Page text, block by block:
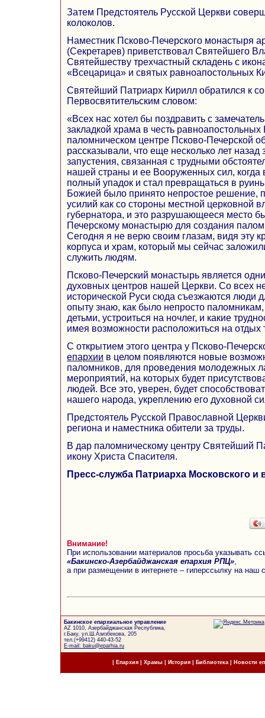
Затем Предстоятель Русской Церкви
колоколов.
Наместник Псково-Печерского монастыря
(Секретарев) приветствовал Святейшего
Святейшеству трехчастный складень с
«Всецарица» и святых равноапостольных
Святейший Патриарх Кирилл обратился к
Первосвятительским словом:
«Всех нас хотел бы поздравить с
закладкой храма в честь
паломническом центре Псково-Печерской
рассказывали, что еще несколько лет назад
запустения, связанная с трудными
нашей страны и ее Вооруженных сил,
полный упадок и стал превращаться в
Божией было принято непростое решение,
усилий как со стороны местной церковной
губернатора, и это разрушающееся место
Печерскому монастырю для создания
Сегодня я не верю своим глазам, видя эту
корпуса и храм, который мы сейчас
служить людям.
Псково-Печерский монастырь является
духовных центров нашей Церкви. Со всех
исторической Руси сюда съезжаются люди
опыту знаю, как было непросто
детьми, устроиться на ночлег, и какие
имея возможности расположиться на отдых
С открытием этого центра у Псково-
епархии в целом появляются новые
паломников, для проведения молодежных
мероприятий, на которых будет
людей. Все это, уверен, будет
нашего народа, укреплению его духовной
Предстоятель Русской Православной
региона и наместника обители за труды.
В дар паломническому центру Святейший
икону Христа Спасителя.
Пресс-служба Патриарха Московского и
Внимание!
При использовании материалов просьба указывать
«Бакинско-Азербайджанская епархия РПЦ»
а при размещении в интернете – гиперссылку на наш
Бакинское епархиальное управление
AZ 1010, Азербайджанская Республика,
г.Баку, ул.Ш.Азизбекова, 205
тел.(+99412) 440-43-52
E-mail: baku@eparhia.ru
Епархия| Храмы История| Библиотека Новости